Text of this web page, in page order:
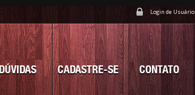
Login de Usuário
CONTATO
CADASTRE-SE
DÚVIDAS